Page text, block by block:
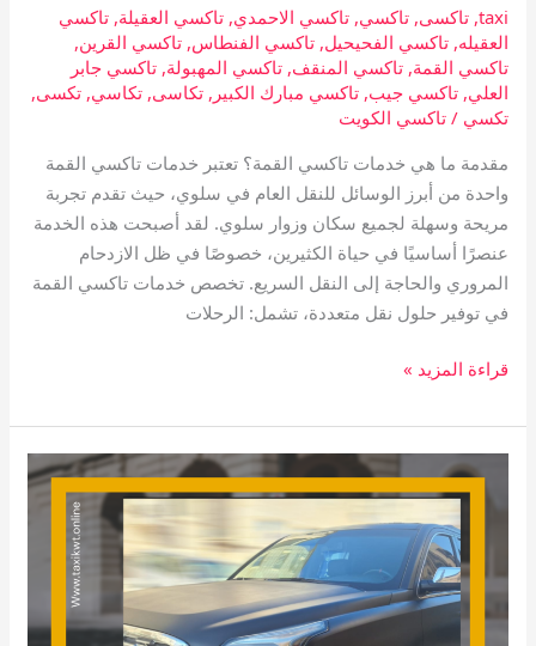
taxi
,تاكسى,تاكسي,تاكسي الاحمدي,تاكسي العقيلة,تاكسي
العقيله,تاكسي الفحيحيل,تاكسي الفنطاس,تاكسي القرين,
تاكسي القمة,تاكسي المنقف,تاكسي المهبولة,تاكسي جابر
العلي,تاكسي جيب,تاكسي مبارك الكبير ,تكاسى,تكاسي,تكسى,
تكسي /تاكسي الكويت
مقدمة ما هي خدمات تاكسي القمة؟ تعتبر خدمات تاكسي القمة
واحدة من أبرز الوسائل للنقل العام في سلوي، حيث تقدم تجربة
مريحة وسهلة لجميع سكان وزوار سلوي. لقد أصبحت هذه الخدمة
عنصرًا أساسيًا في حياة الكثيرين، خصوصًا في ظل الازدحام
المروري والحاجة إلى النقل السريع. تخصص خدمات تاكسي القمة
في توفير حلول نقل متعددة، تشمل: الرحلات
قراءة المزيد »
تاكسي
القرين